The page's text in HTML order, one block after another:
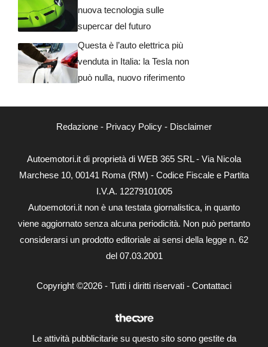
nuova tecnologia sulle
supercar del futuro
Questa è l’auto elettrica più
venduta in Italia: la Tesla non
può nulla, nuovo riferimento
Redazione - Privacy Policy - Disclaimer
Autoemotori.it di proprietà di WEB 365 SRL - Via Nicola
Marchese 10, 00141 Roma (RM) - Codice Fiscale e Partita
I.V.A. 12279101005
Autoemotori.it non è una testata giornalistica, in quanto
viene aggiornato senza alcuna periodicità. Non può pertanto
considerarsi un prodotto editoriale ai sensi della legge n. 62
del 07.03.2001
Copyright ©2026 - Tutti i diritti riservati - Contattaci
Le attività pubblicitarie su questo sito sono gestite da